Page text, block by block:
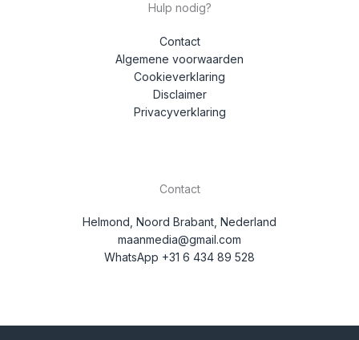
Hulp nodig?
Contact
Algemene voorwaarden
Cookieverklaring
Disclaimer
Privacyverklaring
Contact
Helmond, Noord Brabant, Nederland
maanmedia@gmail.com
WhatsApp +31 6 434 89 528